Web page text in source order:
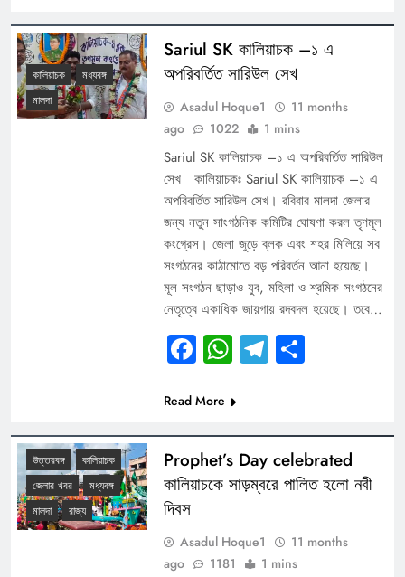
কালিয়াচক
মধ্যবঙ্গ
মালদা
Sariul SK কালিয়াচক –১ এ
অপরিবর্তিত সারিউল সেখ
Asadul Hoque1
11 months
ago
1022 1 mins
Sariul SK কালিয়াচক –১ এ অপরিবর্তিত সারিউল
সেখ কালিয়াচকঃ Sariul SK কালিয়াচক –১ এ
অপরিবর্তিত সারিউল সেখ। রবিবার মালদা জেলার
জন্য নতুন সাংগঠনিক কমিটির ঘোষণা করল তৃণমূল
কংগ্রেস। জেলা জুড়ে ব্লক এবং শহর মিলিয়ে সব
সংগঠনের কাঠামোতে বড় পরিবর্তন আনা হয়েছে।
মূল সংগঠন ছাড়াও যুব, মহিলা ও শ্রমিক সংগঠনের
নেতৃত্বে একাধিক জায়গায় রদবদল হয়েছে। তবে…
Facebook
WhatsApp
Telegram
Share
Read More
উত্তরবঙ্গ
কালিয়াচক
জেলার খবর
মধ্যবঙ্গ
মালদা
রাজ্য
Prophet’s Day celebrated
কালিয়াচকে সাড়ম্বরে পালিত হলো নবী
দিবস
Asadul Hoque1
11 months
ago
1181 1 mins